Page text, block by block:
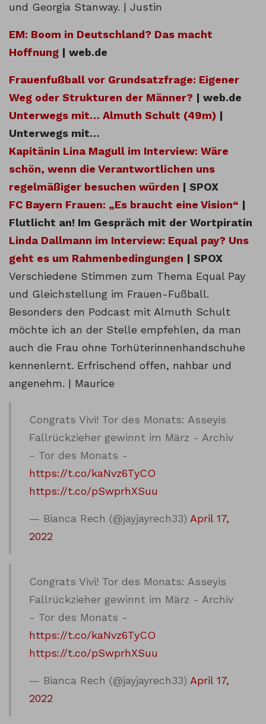
und Georgia Stanway. | Justin
EM: Boom in Deutschland? Das macht
Hoffnung | web.de
Frauenfußball vor Grundsatzfrage: Eigener
Weg oder Strukturen der Männer? | web.de
Unterwegs mit… Almuth Schult (49m) |
Unterwegs mit…
Kapitänin Lina Magull im Interview: Wäre
schön, wenn die Verantwortlichen uns
regelmäßiger besuchen würden | SPOX
FC Bayern Frauen: „Es braucht eine Vision“ |
Flutlicht an! Im Gespräch mit der Wortpiratin
Linda Dallmann im Interview: Equal pay? Uns
geht es um Rahmenbedingungen | SPOX
Verschiedene Stimmen zum Thema Equal Pay
und Gleichstellung im Frauen-Fußball.
Besonders den Podcast mit Almuth Schult
möchte ich an der Stelle empfehlen, da man
auch die Frau ohne Torhüterinnenhandschuhe
kennenlernt. Erfrischend offen, nahbar und
angenehm. | Maurice
Congrats Vivi! Tor des Monats: Asseyis
Fallrückzieher gewinnt im März - Archiv
- Tor des Monats -
https://t.co/kaNvz6TyCO
https://t.co/pSwprhXSuu
— Bianca Rech (@jayjayrech33) April 17,
2022
Congrats Vivi! Tor des Monats: Asseyis
Fallrückzieher gewinnt im März - Archiv
- Tor des Monats -
https://t.co/kaNvz6TyCO
https://t.co/pSwprhXSuu
— Bianca Rech (@jayjayrech33) April 17,
2022